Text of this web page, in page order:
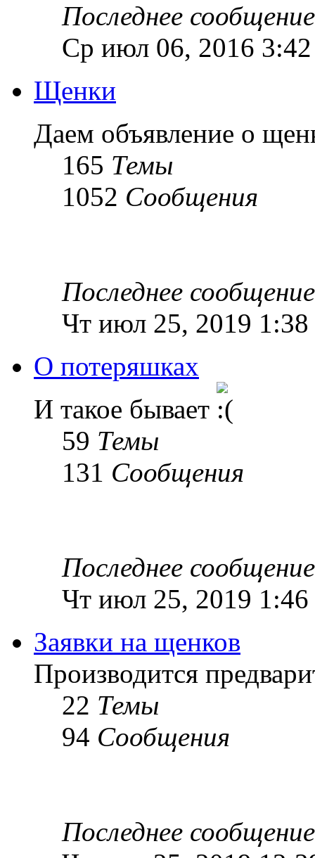
Последнее сообщение
Ср июл 06, 2016
Щенки
Даем объявление о
165 Темы
1052 Сообщения
Последнее сообщение
Чт июл 25, 2019 1:38
О потеряшках
И такое бывает
59 Темы
131 Сообщения
Последнее сообщение
Чт июл 25, 2019 1:46
Заявки на щенков
Производится
22 Темы
94 Сообщения
Последнее сообщение